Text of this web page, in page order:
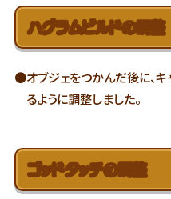
ハグラムビルドの調整
●オブジェをつかんだ後に、
るように調整しました。
ゴッドタッチの調整